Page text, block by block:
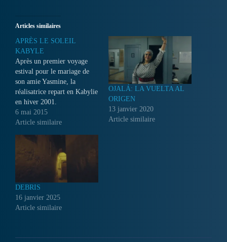
Articles similaires
APRÈS LE SOLEIL
KABYLE
Après un premier voyage
estival pour le mariage de
son amie Yasmine, la
réalisatrice repart en Kabylie
en hiver 2001.
6 mai 2015
Article similaire
OJALÁ: LA VUELTA AL
ORIGEN
13 janvier 2020
Article similaire
DEBRIS
16 janvier 2025
Article similaire